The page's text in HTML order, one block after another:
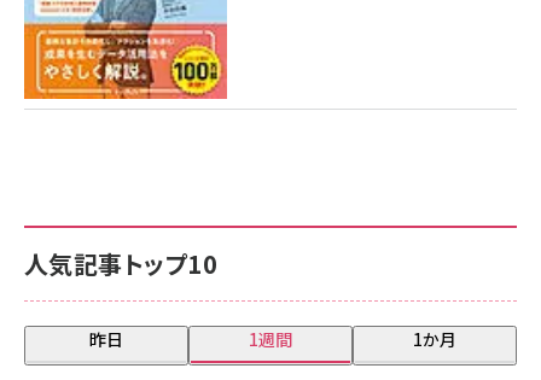
人気記事トップ10
昨日 1週間 1か月